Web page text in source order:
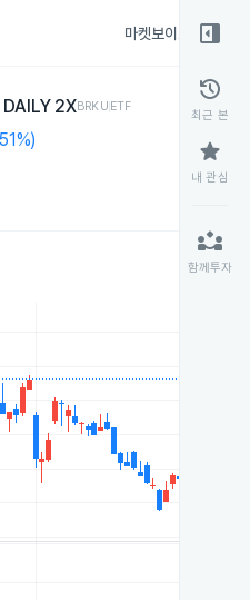
마켓보이스
DAILY 2XBRKUETF
right_panel_open
history
최근 본
star
내 관심
partner_exchange
함께투자